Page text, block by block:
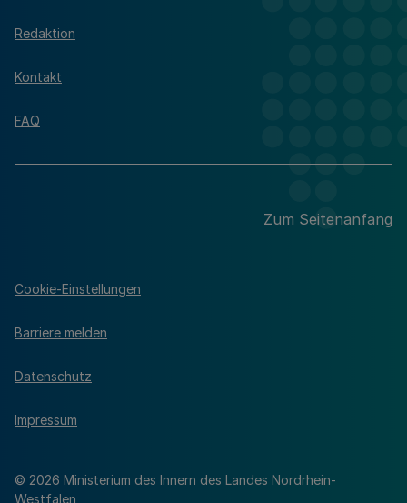
Redaktion
Kontakt
FAQ
Zum Seitenanfang
© 2026 Ministerium des Innern des Landes Nordrhein-
Westfalen
Cookie-Einstellungen
Barriere melden
Datenschutz
Impressum